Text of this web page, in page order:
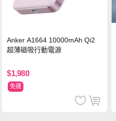
Anker A1664 10000mAh Qi2
超薄磁吸行動電源
$1,980
免運